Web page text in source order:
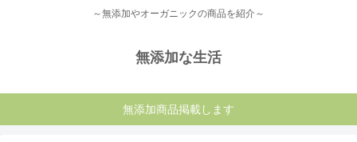
～無添加やオーガニックの商品を紹介～
無添加な生活
無添加商品掲載します